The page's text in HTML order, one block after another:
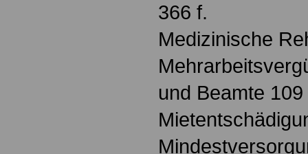
366 f.
Medizinische
und Beamte 109